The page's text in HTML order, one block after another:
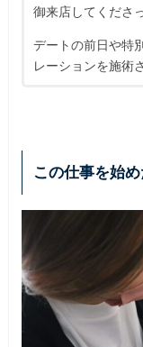
御来店してくださ
デートの前日や特
レーションを施術
この仕事を始